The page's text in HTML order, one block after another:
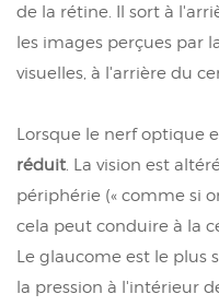
de la rétine. Il sort à
les images perçues par
visuelles, à l'arrière du
Lorsque le nerf optique
réduit. La vision est
périphérie (« comme si
cela peut conduire à la
Le glaucome est le plus
la pression à l'intérieur